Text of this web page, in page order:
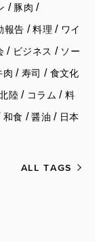
/ 豚肉 /
報告 /料理 / ワイ
/ ビジネス / ソー
肉 / 寿司 / 食文化
陸/ コラム / 料
和食 /醤油 / 日本
ALL TAGS